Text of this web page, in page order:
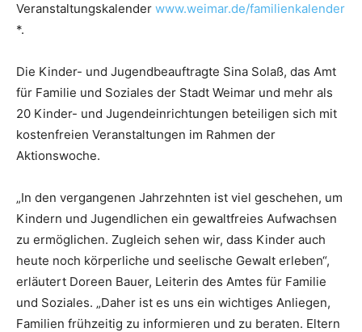
Veranstaltungskalender www.weimar.de/familienkalender
*.
Die Kinder- und Jugendbeauftragte Sina Solaß, das Amt
für Familie und Soziales der Stadt Weimar und mehr als
20 Kinder- und Jugendeinrichtungen beteiligen sich mit
kostenfreien Veranstaltungen im Rahmen der
Aktionswoche.
„In den vergangenen Jahrzehnten ist viel geschehen, um
Kindern und Jugendlichen ein gewaltfreies Aufwachsen
zu ermöglichen. Zugleich sehen wir, dass Kinder auch
heute noch körperliche und seelische Gewalt erleben“,
erläutert Doreen Bauer, Leiterin des Amtes für Familie
und Soziales. „Daher ist es uns ein wichtiges Anliegen,
Familien frühzeitig zu informieren und zu beraten. Eltern